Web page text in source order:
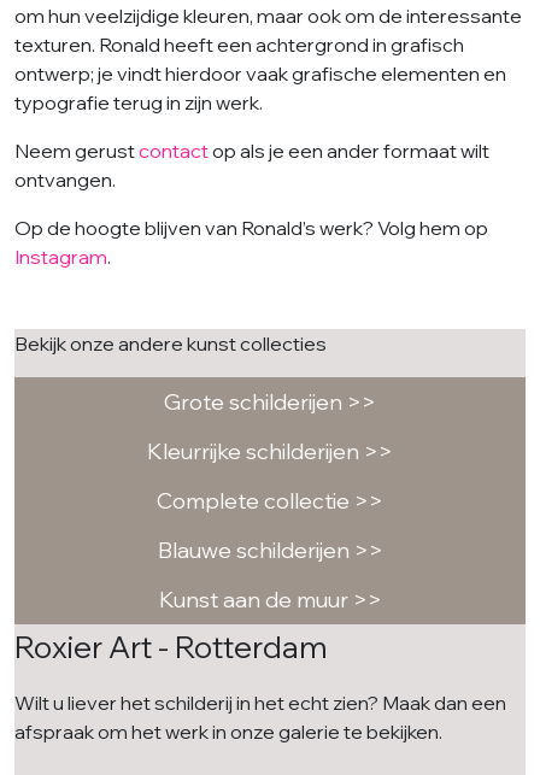
om hun veelzijdige kleuren, maar ook om de interessante
texturen. Ronald heeft een achtergrond in grafisch
ontwerp; je vindt hierdoor vaak grafische elementen en
typografie terug in zijn werk.
Neem gerustcontactop als je een ander formaat wilt
ontvangen.
Op de hoogte blijven van Ronald’s werk? Volg hem op
Instagram.
Bekijk onze andere kunst collecties
Grote schilderijen >>
Kleurrijke schilderijen >>
Complete collectie >>
Blauwe schilderijen >>
Kunst aan de muur >>
Roxier Art - Rotterdam
Wilt u liever het schilderij in het echt zien? Maak dan een
afspraak om het werk in onze galerie te bekijken.